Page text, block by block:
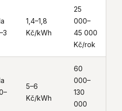
1,4–1,8
Kč/kWh
25
000–
45 000
Kč/rok
5–6
Kč/kWh
60
000–
130
000